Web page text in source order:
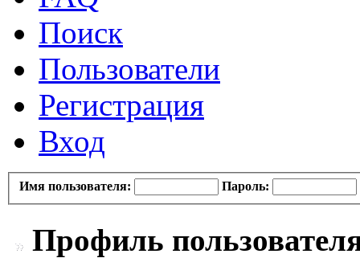
Поиск
Пользователи
Регистрация
Вход
Имя пользователя: Пароль:
Профиль